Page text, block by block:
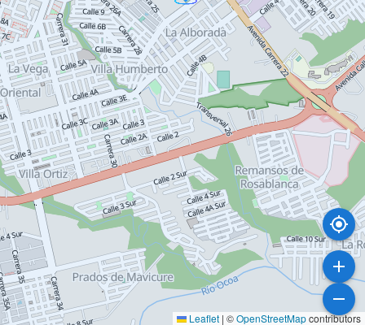
Leaflet | ©OpenStreetMapcontributors